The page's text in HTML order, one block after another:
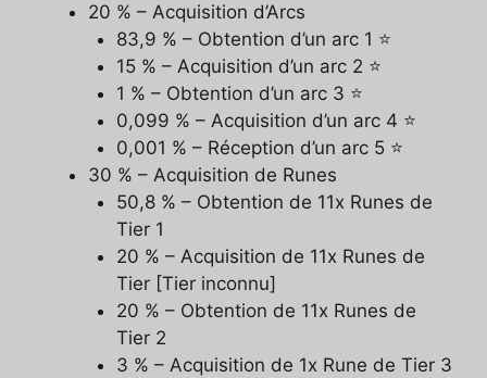
20 % – Acquisition d’Arcs
83,9 % – Obtention d’un arc 1 ⭐
15 % – Acquisition d’un arc 2 ⭐
1 % – Obtention d’un arc 3 ⭐
0,099 % – Acquisition d’un arc 4 ⭐
0,001 % – Réception d’un arc 5 ⭐
30 % – Acquisition de Runes
50,8 % – Obtention de 11x Runes de
Tier 1
20 % – Acquisition de 11x Runes de
Tier [Tier inconnu]
20 % – Obtention de 11x Runes de
Tier 2
3 % – Acquisition de 1x Rune de Tier 3